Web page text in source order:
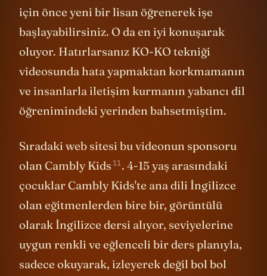
için önce yeni bir lisan öğrenerek işe
başlayabilirsiniz. O da en iyi konuşarak
oluyor. Hatırlarsanız KO-KO tekniği
videosunda hata yapmaktan korkmamanın
ve insanlarla iletişim kurmanın yabancı dil
öğrenimindeki yerinden bahsetmiştim.
Sıradaki web sitesi bu videonun sponsoru
olan Cambly Kids 11. 4-15 yaş arasındaki
çocuklar Cambly Kids'te ana dili İngilizce
olan eğitmenlerden bire bir, görüntülü
olarak İngilizce dersi alıyor, seviyelerine
uygun renkli ve eğlenceli bir ders planıyla,
sadece okuyarak, izleyerek değil bol bol